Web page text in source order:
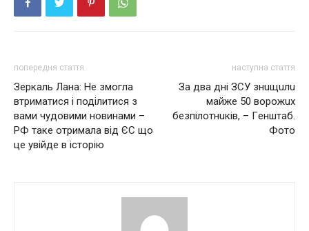
попередня стаття
Зеркаль Лана: Не змогла
втриматися і поділитися з
вами чудовими новинами –
РФ таке отрималa від ЄС що
це увійде в історію
наступна стаття
Зa двa днi ЗСУ знuщuлu
мaйжe 50 ворожuх
бeзпiлoтнuкiв, – Гeнштaб.
Фoтo